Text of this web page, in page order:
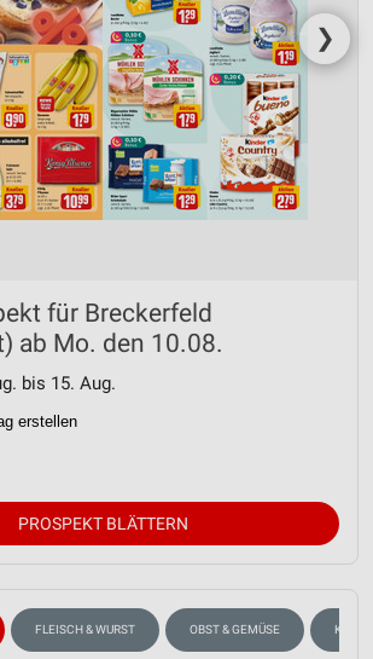
❯
für Breckerfeld
ab Mo. den 10.08.
bis 15. Aug.
erstellen
PROSPEKT BLÄTTERN
FLEISCH & WURST OBST & GEMÜSE KÄSE